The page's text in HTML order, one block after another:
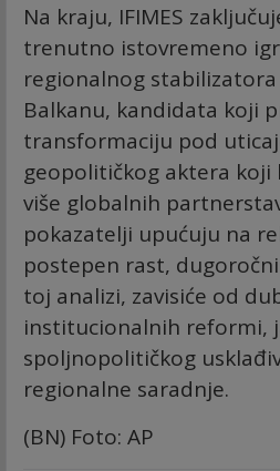
Na kraju, IFIMES
trenutno istovremeno
regionalnog
Balkanu, kandidata koji
transformaciju pod
geopolitičkog aktera koji
više globalnih
pokazatelji upućuju na
postepen rast,
toj analizi, zavisiće od
institucionalnih reformi,
spoljnopolitičkog
regionalne saradnje.
(BN) Foto: AP